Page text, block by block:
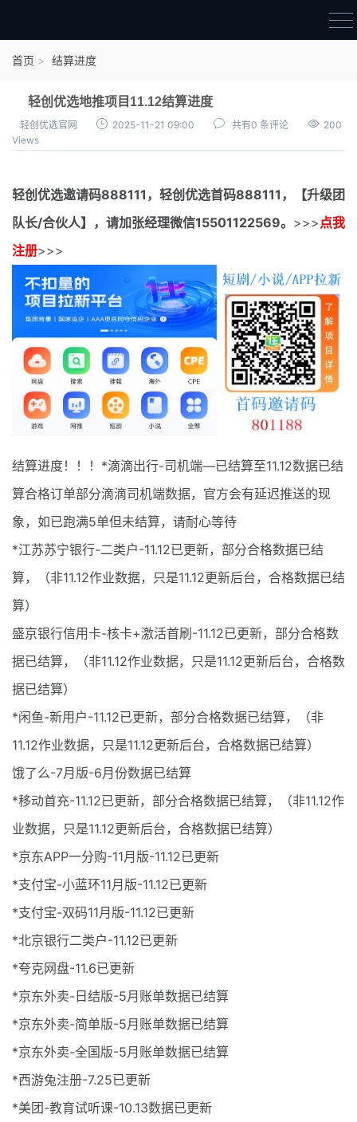
结算进度
团队长扶持
充场项目报价
无人直播
电商入门
最新通知
项目介绍
首页 结算进度
轻创优选地推项目11.12结算进度
轻创优选官网 2025-11-21 09:00 共有0 条评论
200
Views
轻创优选邀请码888111， 轻创优选首码888111，【升级团
队长/合伙人】，请加张经理微信15501122569。 >>>点我
注册>>>
结算进度！！！*滴滴出行-司机端—已结算至11.12数据已结
算合格订单部分滴滴司机端数据，官方会有延迟推送的现
象，如已跑满5单但未结算，请耐心等待
*江苏苏宁银行-二类户-11.12已更新，部分合格数据已结
算，（非11.12作业数据，只是11.12更新后台，合格数据已结
算）
盛京银行信用卡-核卡+激活首刷-11.12已更新，部分合格数
据已结算，（非11.12作业数据，只是11.12更新后台，合格数
据已结算）
*闲鱼-新用户-11.12已更新，部分合格数据已结算，（非
11.12作业数据，只是11.12更新后台，合格数据已结算）
饿了么-7月版-6月份数据已结算
*移动首充-11.12已更新，部分合格数据已结算，（非11.12作
业数据，只是11.12更新后台，合格数据已结算）
*京东APP一分购-11月版-11.12已更新
*支付宝-小蓝环11月版-11.12已更新
*支付宝-双码11月版-11.12已更新
*北京银行二类户-11.12已更新
*夸克网盘-11.6已更新
*京东外卖-日结版-5月账单数据已结算
*京东外卖-简单版-5月账单数据已结算
*京东外卖-全国版-5月账单数据已结算
*西游兔注册-7.25已更新
*美团-教育试听课-10.13数据已更新